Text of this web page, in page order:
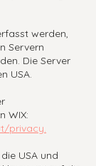
werden,
Servern
Die Server
USA.
WIX:
privacy.
USA und